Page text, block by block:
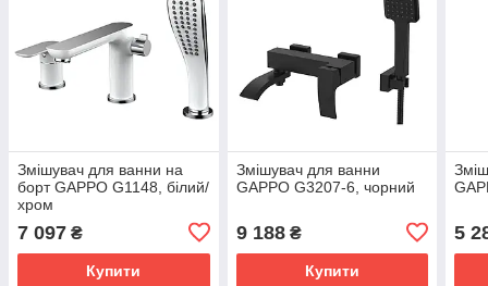
Змішувач для ванни на
борт GAPPO G1148, білий/
хром
7 097 ₴
Купити
Змішувач для ванни
GAPPO G3207-6, чорний
9 188₴
Купити
5